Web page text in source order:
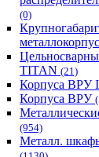
(0)
TITAN (21)
Корпуса ВРУ
Корпуса ВРУ
(954)
Металл.